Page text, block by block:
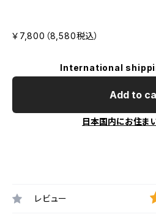
￥7,800（8,580税込）
International
Add to
日本国内にお住ま
レビュー